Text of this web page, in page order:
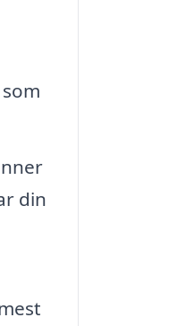
din